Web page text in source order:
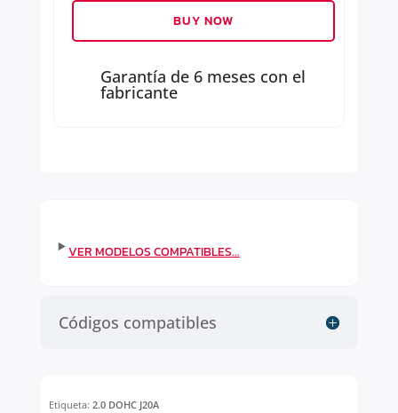
BUY NOW
Garantía de 6 meses con el
fabricante
Códigos compatibles
Etiqueta: 2.0 DOHC J20A